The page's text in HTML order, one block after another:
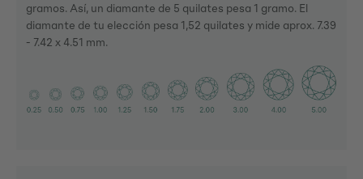
gramos. Así, un diamante de 5 quilates pesa 1 gramo. El
diamante de tu elección pesa 1,52 quilates y mide aprox. 7.39
- 7.42 x 4.51 mm.